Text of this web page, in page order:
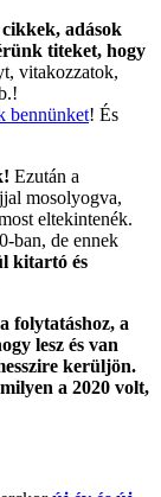
adások
titeket, hogy
vitakozzatok,
bennünket! És
Ezután a
mosolyogva,
eltekintenék.
ban, de ennek
kitartó és
folytatáshoz, a
lesz és van
kerüljön.
a 2020 volt,